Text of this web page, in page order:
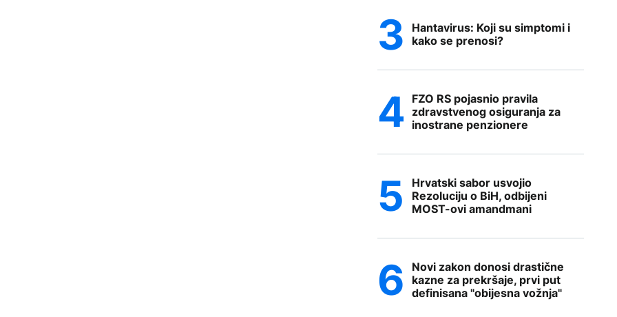
Hantavirus: Koji su simptomi i
kako se prenosi?
FZO RS pojasnio pravila
zdravstvenog osiguranja za
inostrane penzionere
Hrvatski sabor usvojio
Rezoluciju o BiH, odbijeni
MOST-ovi amandmani
Novi zakon donosi drastične
kazne za prekršaje, prvi put
definisana "obijesna vožnja"